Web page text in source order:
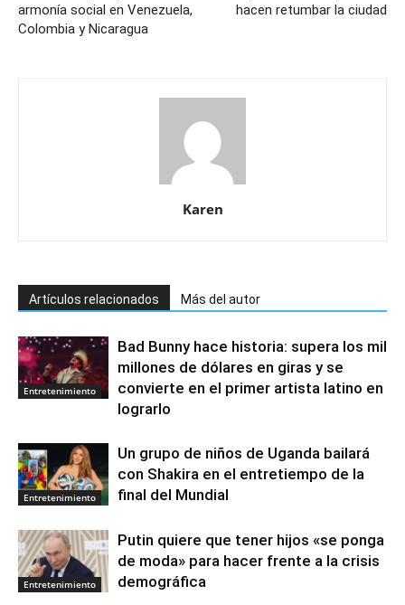
armonía social en Venezuela,
Colombia y Nicaragua
hacen retumbar la ciudad
Karen
Artículos relacionados Más del autor
Entretenimiento
Bad Bunny hace historia: supera los mil
millones de dólares en giras y se
convierte en el primer artista latino en
lograrlo
Entretenimiento
Un grupo de niños de Uganda bailará
con Shakira en el entretiempo de la
final del Mundial
Entretenimiento
Putin quiere que tener hijos «se ponga
de moda» para hacer frente a la crisis
demográfica